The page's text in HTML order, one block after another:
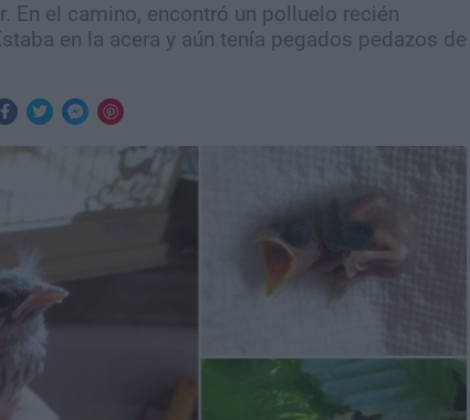
En el camino, encontró un polluelo recién
en la acera y aún tenía pegados pedazos de